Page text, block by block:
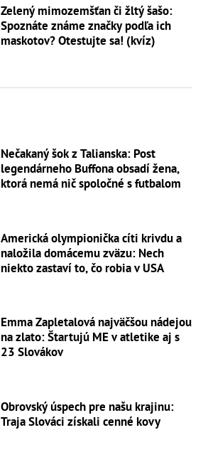
Zelený mimozemšťan či žltý šašo:
Spoznáte známe značky podľa ich
maskotov? Otestujte sa! (kvíz)
Nečakaný šok z Talianska: Post
legendárneho Buffona obsadí žena,
ktorá nemá nič spoločné s futbalom
Americká olympionička cíti krivdu a
naložila domácemu zväzu: Nech
niekto zastaví to, čo robia v USA
Emma Zapletalová najväčšou nádejou
na zlato: Štartujú ME v atletike aj s
23 Slovákov
Obrovský úspech pre našu krajinu:
Traja Slováci získali cenné kovy